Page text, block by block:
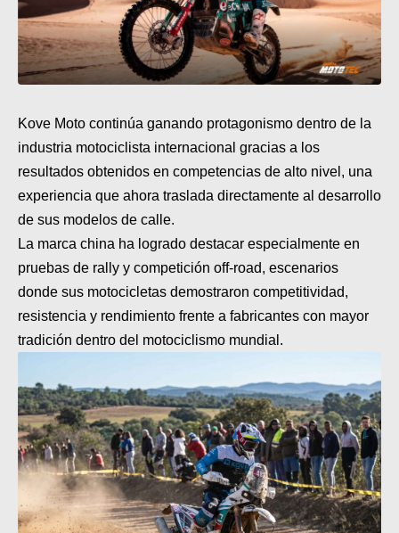
NACIONALES
MOBIL
PLANES
GUÍA DE PRECIOS
MOTOS HONDA PERÚ
MOTOS HERO PERÚ
MOTOS ZONTES PERÚ
MOTOS BENELLI PERÚ
Kove Moto continúa ganando protagonismo dentro de la
industria motociclista internacional gracias a los
resultados obtenidos en competencias de alto nivel, una
experiencia que ahora traslada directamente al desarrollo
de sus modelos de calle.
La marca china ha logrado destacar especialmente en
pruebas de rally y competición off-road, escenarios
donde sus motocicletas demostraron competitividad,
resistencia y rendimiento frente a fabricantes con mayor
tradición dentro del motociclismo mundial.